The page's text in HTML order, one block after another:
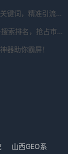
揭秘电商爆款：巧用长尾关键词，精准引流秘籍！
搜狗优化神器，15天提升搜索排名，抢占市场先机！
器助你霸屏！
山西GEO系